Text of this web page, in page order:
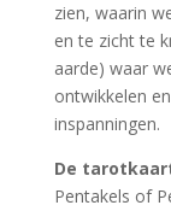
zien, waarin
en te zicht te
aarde) waar
ontwikkelen
inspanningen.
De
Pentakels of